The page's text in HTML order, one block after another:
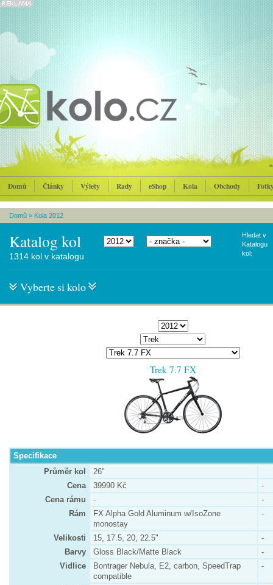
Domů Články Výlety Rady eShop Kola Obchody
Domů » Kola 2012
Katalog kol
Hledat v
Katalogu
kol:
1314 kol v katalogu
Vyberte si kolo
Trek 7.7 FX
Specifikace
Průměr kol
26"
Cena
39990 Kč
-
Cena rámu
-
-
Rám
FX Alpha Gold Aluminum w/IsoZone
monostay
-
Velikosti 15, 17.5, 20, 22.5"
-
Barvy
Gloss Black/Matte Black
-
Vidlice
Bontrager Nebula, E2, carbon, SpeedTrap
compatible
-